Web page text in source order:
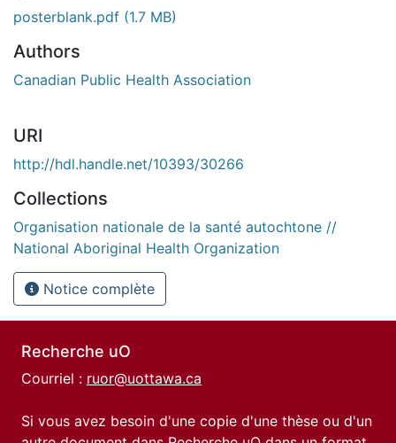
posterblank.pdf (1.7 MB)
Authors
Canadian Public Health Association
URI
http://hdl.handle.net/10393/30266
Collections
Organisation nationale de la santé autochtone //
National Aboriginal Health Organization
Notice complète
Recherche uO
Courriel : ruor@uottawa.ca
Si vous avez besoin d'une copie d'une thèse ou d'un